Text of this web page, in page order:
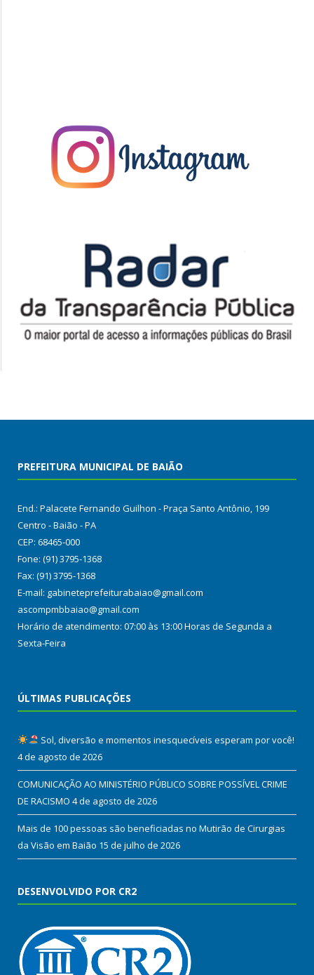
PREFEITURA MUNICIPAL DE BAIÃO
End.: Palacete Fernando Guilhon - Praça Santo Antônio, 199
Centro - Baião - PA
CEP: 68465-000
Fone: (91) 3795-1368
Fax: (91) 3795-1368
E-mail: gabineteprefeiturabaiao@gmail.com
ascompmbbaiao@gmail.com
Horário de atendimento: 07:00 às 13:00 Horas de Segunda a
Sexta-Feira
ÚLTIMAS PUBLICAÇÕES
Sol, diversão e momentos inesquecíveis esperam por você!
4 de agosto de 2026
COMUNICAÇÃO AO MINISTÉRIO PÚBLICO SOBRE POSSÍVEL CRIME
DE RACISMO 4 de agosto de 2026
Mais de 100 pessoas são beneficiadas no Mutirão de Cirurgias
da Visão em Baião 15 de julho de 2026
DESENVOLVIDO POR CR2